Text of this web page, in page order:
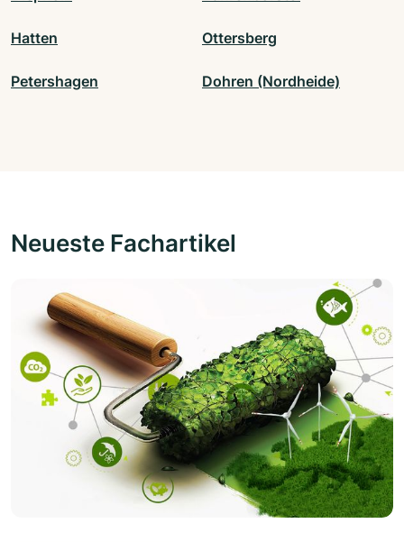
Hatten Ottersberg
Petershagen Dohren (Nordheide)
Neueste Fachartikel